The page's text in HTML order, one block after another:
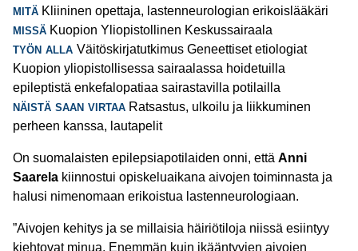
mitä Kliininen opettaja, lastenneurologian erikoislääkäri
missä Kuopion Yliopistollinen Keskussairaala
työn alla Väitöskirjatutkimus Geneettiset etiologiat
Kuopion yliopistollisessa sairaalassa hoidetuilla
epileptistä enkefalopatiaa sairastavilla potilailla
näistä saan virtaa Ratsastus, ulkoilu ja liikkuminen
perheen kanssa, lautapelit
On suomalaisten epilepsiapotilaiden onni, että Anni
Saarela kiinnostui opiskeluaikana aivojen toiminnasta ja
halusi nimenomaan erikoistua lastenneurologiaan.
”Aivojen kehitys ja se millaisia häiriötiloja niissä esiintyy
kiehtovat minua. Enemmän kuin ikääntyvien aivojen